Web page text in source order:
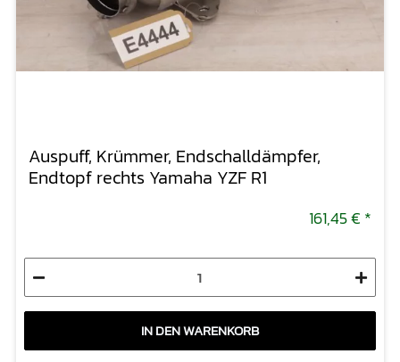
Auspuff, Krümmer, Endschalldämpfer,
Endtopf rechts Yamaha YZF R1
161,45 € *
IN DEN WARENKORB